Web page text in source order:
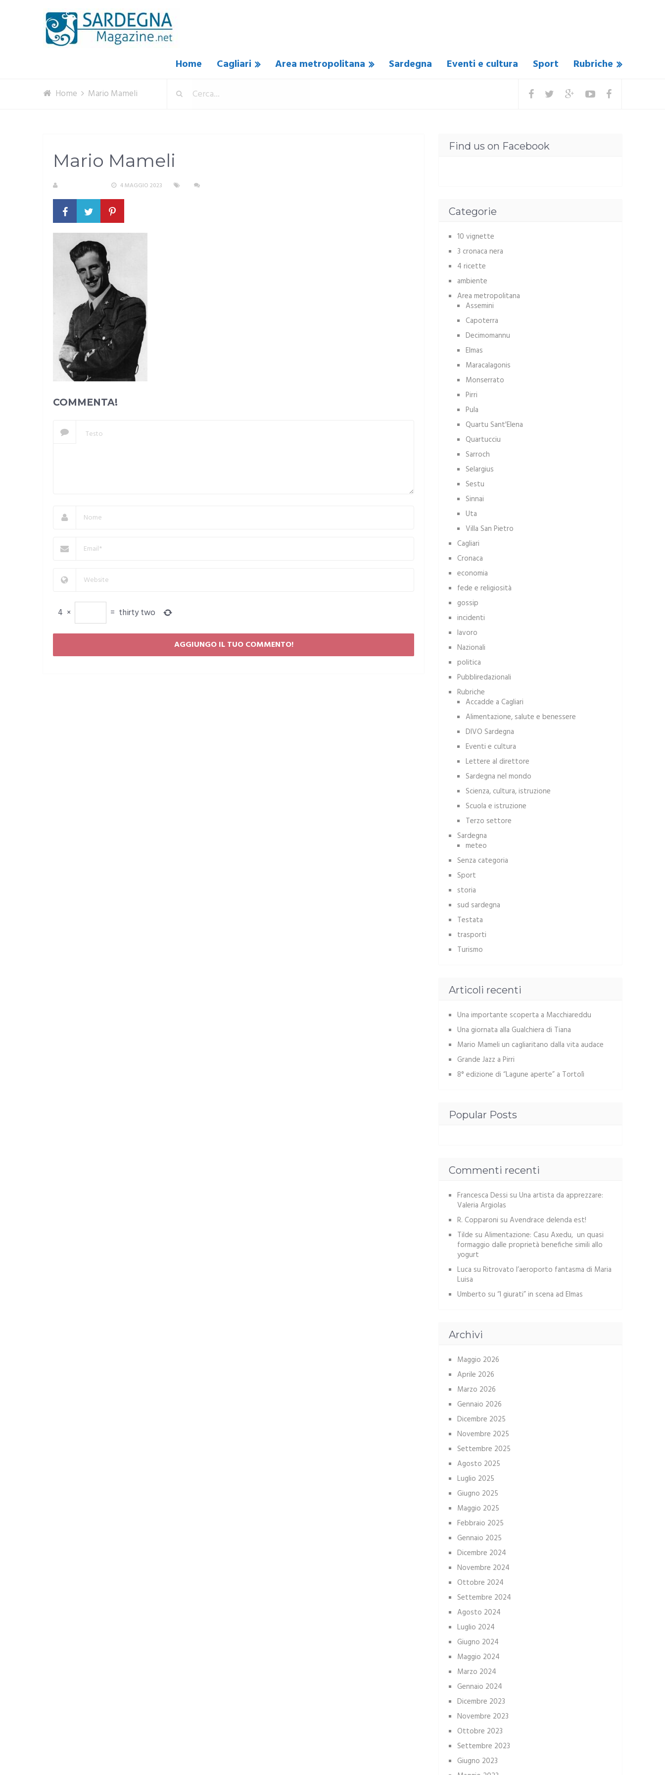
Home Cagliari Area metropolitana Sardegna Eventi e cultura Sport Rubriche
Home Mario Mameli
Mario Mameli
4 MAGGIO 2023
COMMENTA!
4 × = thirty two
Find us on Facebook
Categorie
10 vignette
3 cronaca nera
4 ricette
ambiente
Area metropolitana
Assemini
Capoterra
Decimomannu
Elmas
Maracalagonis
Monserrato
Pirri
Pula
Quartu Sant'Elena
Quartucciu
Sarroch
Selargius
Sestu
Sinnai
Uta
Villa San Pietro
Cagliari
Cronaca
economia
fede e religiosità
gossip
incidenti
lavoro
Nazionali
politica
Pubbliredazionali
Rubriche
Accadde a Cagliari
Alimentazione, salute e benessere
DIVO Sardegna
Eventi e cultura
Lettere al direttore
Sardegna nel mondo
Scienza, cultura, istruzione
Scuola e istruzione
Terzo settore
Sardegna
meteo
Senza categoria
Sport
storia
sud sardegna
Testata
trasporti
Turismo
Articoli recenti
Una importante scoperta a Macchiareddu
Una giornata alla Gualchiera di Tiana
Mario Mameli un cagliaritano dalla vita audace
Grande Jazz a Pirri
8° edizione di “Lagune aperte” a Tortolì
Popular Posts
Commenti recenti
Francesca Dessi su Una artista da apprezzare:
Valeria Argiolas
R. Copparoni su Avendrace delenda est!
Tilde su Alimentazione: Casu Axedu, un quasi
formaggio dalle proprietà benefiche simili allo
yogurt
Luca su Ritrovato l’aeroporto fantasma di Maria
Luisa
Umberto su “I giurati” in scena ad Elmas
Archivi
Maggio 2026
Aprile 2026
Marzo 2026
Gennaio 2026
Dicembre 2025
Novembre 2025
Settembre 2025
Agosto 2025
Luglio 2025
Giugno 2025
Maggio 2025
Febbraio 2025
Gennaio 2025
Dicembre 2024
Novembre 2024
Ottobre 2024
Settembre 2024
Agosto 2024
Luglio 2024
Giugno 2024
Maggio 2024
Marzo 2024
Gennaio 2024
Dicembre 2023
Novembre 2023
Ottobre 2023
Settembre 2023
Giugno 2023